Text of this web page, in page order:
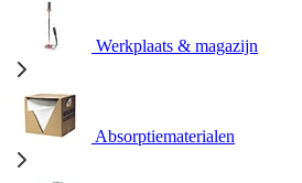
Werkplaats & magazijn
Absorptiematerialen